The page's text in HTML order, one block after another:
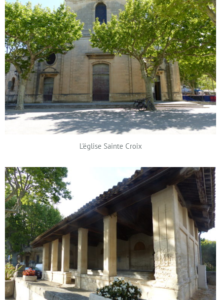
L’église Sainte Croix